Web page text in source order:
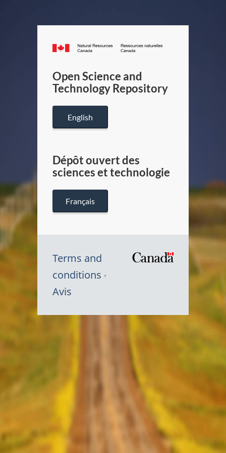
Canada.ca
/
Canada
Open Science and
Technology Repository
English
Dépôt ouvert des
sciences et technologie
Français
Terms and
conditions
Avis
Symbole
Canada